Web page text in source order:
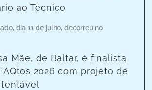
ao Técnico
dia 11 de julho, decorreu no
Mãe, de Baltar, é finalista
2026 com projeto de